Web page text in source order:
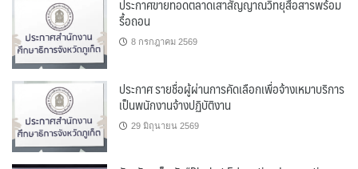
ประกาศขายทอดตลาดเสาสัญญาณวิทยุสื่อสารพร้อม
รื้อถอน
8 กรกฎาคม 2569
ประกาศ รายชื่อผู้ผ่านการคัดเลือกเพื่อจ้างเหมาบริการ
เป็นพนักงานจ้างปฏิบัติงาน
29 มิถุนายน 2569